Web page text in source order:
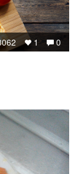
0
1